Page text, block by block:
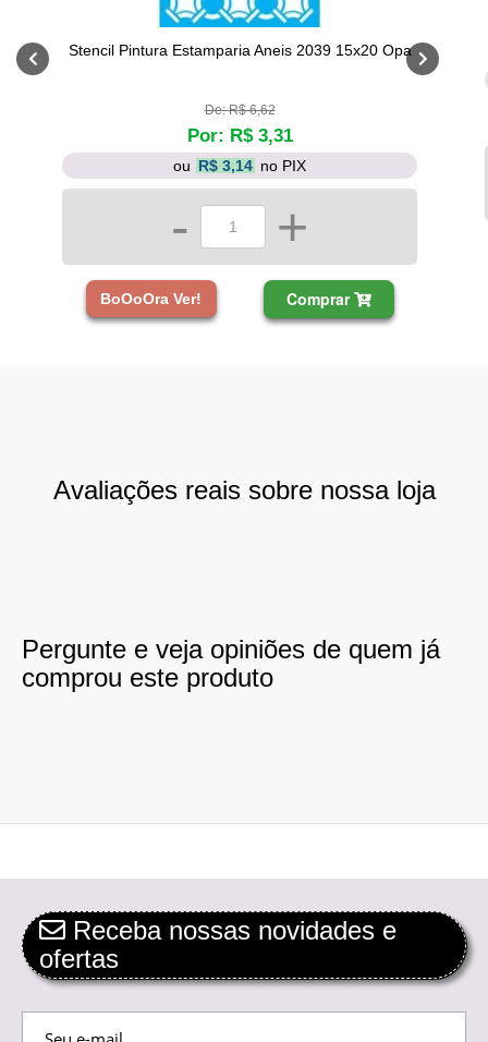
Stencil Pintura Estamparia Aneis 2039 15x20 Opa
De: R$ 6,62
Por: R$ 3,31
ou R$ 3,14 no PIX
- +
BoOoOra Ver! Comprar
Avaliações reais sobre nossa loja
Pergunte e veja opiniões de quem já
comprou este produto
Receba nossas novidades e
ofertas